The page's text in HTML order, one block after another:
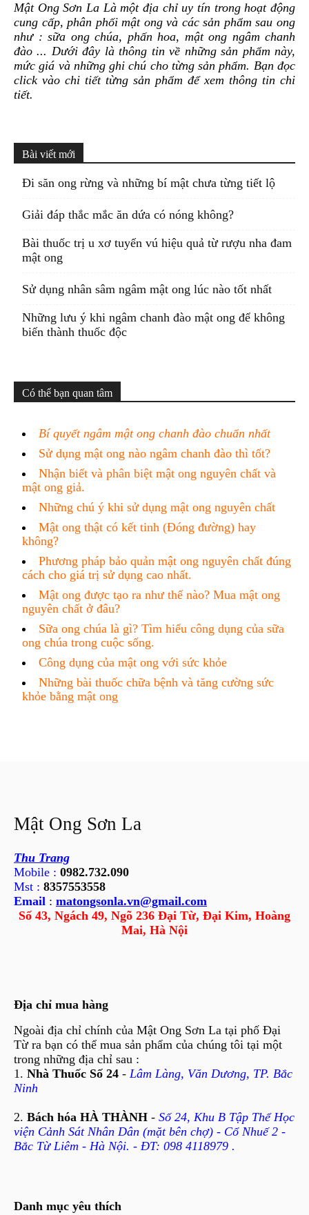
Mật Ong Sơn La Là một địa chỉ uy tín trong hoạt động
cung cấp, phân phối mật ong và các sản phẩm sau ong
như : sữa ong chúa, phấn hoa, mật ong ngâm chanh
đào ... Dưới đây là thông tin về những sản phẩm này,
mức giá và những ghi chú cho từng sản phẩm. Bạn đọc
click vào chi tiết từng sản phẩm để xem thông tin chi
tiết.
Bài viết mới
Đi săn ong rừng và những bí mật chưa từng tiết lộ
Giải đáp thắc mắc ăn dứa có nóng không?
Bài thuốc trị u xơ tuyến vú hiệu quả từ rượu nha đam
mật ong
Sử dụng nhân sâm ngâm mật ong lúc nào tốt nhất
Những lưu ý khi ngâm chanh đào mật ong để không
biến thành thuốc độc
Có thể bạn quan tâm
Bí quyết ngâm mật ong chanh đào chuẩn nhất
Sử dụng mật ong nào ngâm chanh đào thì tốt?
Nhận biết và phân biệt mật ong nguyên chất và
mật ong giả.
Những chú ý khi sử dụng mật ong nguyên chất
Mật ong thật có kết tinh (Đóng đường) hay
không?
Phương pháp bảo quản mật ong nguyên chất đúng
cách cho giá trị sử dụng cao nhất.
Mật ong được tạo ra như thế nào? Mua mật ong
nguyên chất ở đâu?
Sữa ong chúa là gì? Tìm hiểu công dụng của sữa
ong chúa trong cuộc sống.
Công dụng của mật ong với sức khỏe
Những bài thuốc chữa bệnh và tăng cường sức
khỏe bằng mật ong
Mật Ong Sơn La
Thu Trang
Mobile : 0982.732.090
Mst : 8357553558
Email : matongsonla.vn@gmail.com
Số 43, Ngách 49, Ngõ 236 Đại Từ, Đại Kim, Hoàng
Mai, Hà Nội
Địa chỉ mua hàng
Ngoài địa chỉ chính của Mật Ong Sơn La tại phố Đại
Từ ra bạn có thể mua sản phẩm của chúng tôi tại một
trong những địa chỉ sau :
1. Nhà Thuốc Số 24 - Lâm Làng, Văn Dương, TP. Bắc
Ninh
2. Bách hóa HÀ THÀNH - Số 24, Khu B Tập Thể Học
viện Cảnh Sát Nhân Dân (mặt bên chợ) - Cổ Nhuế 2 -
Bắc Từ Liêm - Hà Nội. - ĐT: 098 4118979 .
Danh mục yêu thích